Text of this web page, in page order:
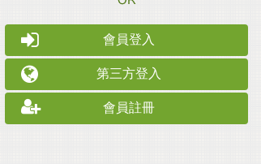
會員登入
第三方登入
會員註冊